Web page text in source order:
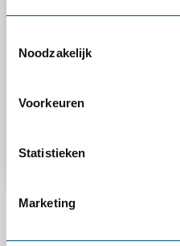
Noodzakelijk
Voorkeuren
Statistieken
Marketing
Wij delen graag onze